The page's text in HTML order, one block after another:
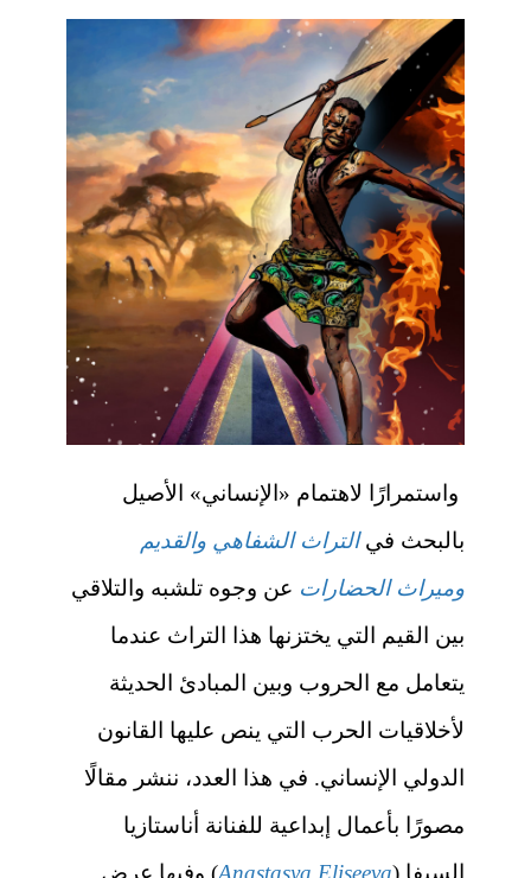
واستمرارًا لاهتمام «الإنساني» الأصيل
بالبحث فيالتراث الشفاهي والقديم
وميراث الحضارات عن وجوه تلشبه والتلاقي
بين القيم التي يختزنها هذا التراث عندما
يتعامل مع الحروب وبين المبادئ الحديثة
لأخلاقيات الحرب التي ينص عليها القانون
الدولي الإنساني. في هذا العدد، ننشر مقالًا
مصورًا بأعمال إبداعية للفنانة أناستازيا
إلسيفا (Anastasya Eliseeva) وفيها عرض